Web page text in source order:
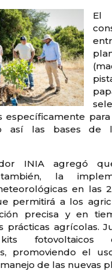
El
específicamente
así las bases de
INIA agregó
la
en las
permitirá a los
precisa y en
prácticas agrícolas.
fotovoltaicos
promoviendo el
de las nuevas